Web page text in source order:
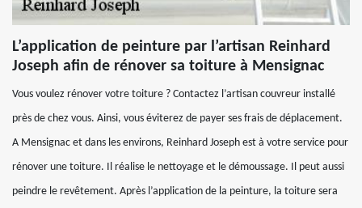
L’application de peinture par l’artisan Reinhard
Joseph afin de rénover sa toiture à Mensignac
Vous voulez rénover votre toiture ? Contactez l’artisan couvreur installé
près de chez vous. Ainsi, vous éviterez de payer ses frais de déplacement.
A Mensignac et dans les environs, Reinhard Joseph est à votre service pour
rénover une toiture. Il réalise le nettoyage et le démoussage. Il peut aussi
peindre le revêtement. Après l’application de la peinture, la toiture sera